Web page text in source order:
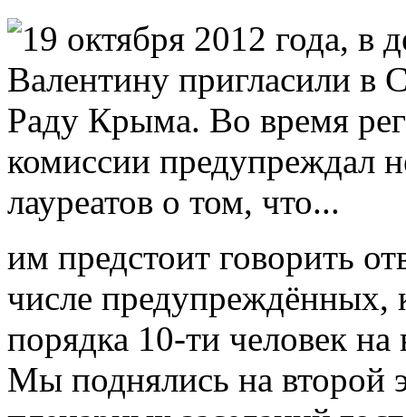
19 октября 2012 года,
Валентину пригласили
Раду Крыма. Во время
комиссии предупреждал
лауреатов о том, что...
им предстоит говорить
числе предупреждённых,
порядка 10-ти человек
Мы поднялись на второй